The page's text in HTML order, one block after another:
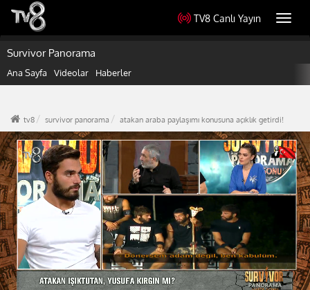
TV8 Canlı Yayın
Survivor Panorama
Ana Sayfa Videolar Haberler
tv8 survivor panorama atakan araba paylaşımı konusuna açıklık getirdi!